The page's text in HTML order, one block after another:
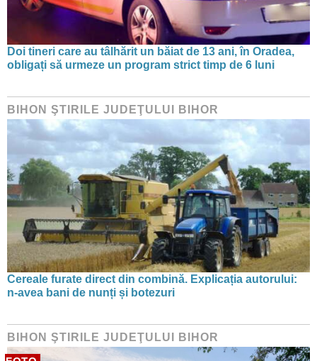
Doi tineri care au tâlhărit un băiat de 13 ani, în Oradea,
obligați să urmeze un program strict timp de 6 luni
BIHON ŞTIRILE JUDEŢULUI BIHOR
Cereale furate direct din combină. Explicația autorului:
n-avea bani de nunți și botezuri
BIHON ŞTIRILE JUDEŢULUI BIHOR